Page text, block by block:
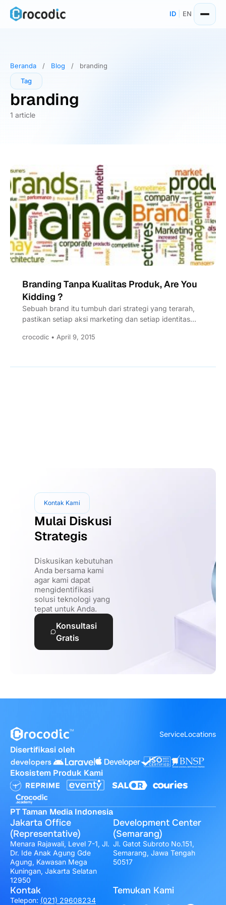
Skip
ID EN
Beranda / Blog /
branding
Tag
branding
1 article
Branding Tanpa Kualitas Produk, Are You
Kidding ?
Sebuah brand itu tumbuh dari strategi yang terarah,
pastikan setiap aksi marketing dan setiap identitas
crocodic • April 9, 2015
Kontak Kami
Mulai Diskusi
Strategis
Diskusikan kebutuhan
Anda bersama kami
agar kami dapat
mengidentifikasi
solusi teknologi yang
tepat untuk Anda.
Konsultasi
Gratis
ServiceLocations
Disertifikasi oleh
Ekosistem Produk Kami
PT Taman Media Indonesia
Jakarta Office
(Representative)
Menara Rajawali, Level 7-1, Jl.
Dr. Ide Anak Agung Gde
Agung, Kawasan Mega
Kuningan, Jakarta Selatan
12950
Development Center
(Semarang)
Jl. Gatot Subroto No.151,
Semarang, Jawa Tengah
50517
Kontak
Telepon: (021) 29608234
Temukan Kami